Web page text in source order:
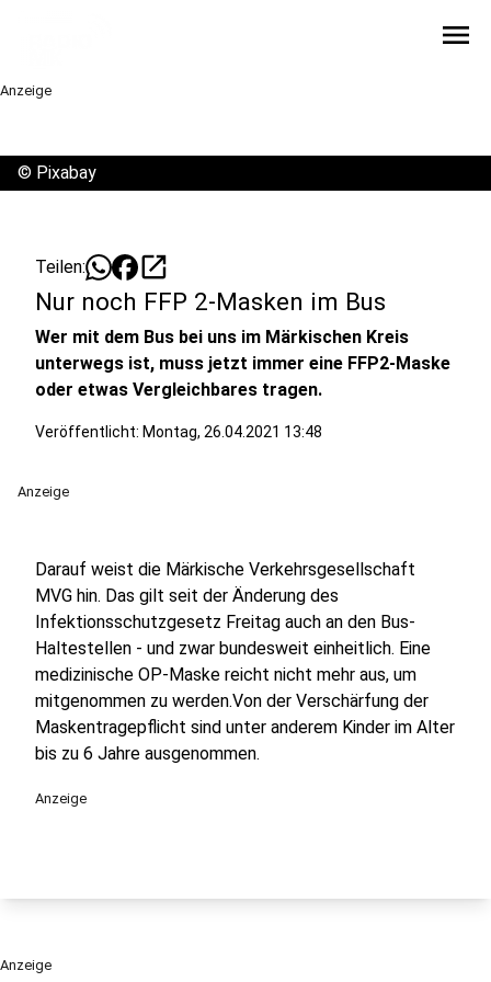
menu
Anzeige
© Pixabay
Teilen: open_in_new
Nur noch FFP 2-Masken im Bus
Wer mit dem Bus bei uns im Märkischen Kreis
unterwegs ist, muss jetzt immer eine FFP2-Maske
oder etwas Vergleichbares tragen.
Veröffentlicht: Montag, 26.04.2021 13:48
Anzeige
Darauf weist die Märkische Verkehrsgesellschaft
MVG hin. Das gilt seit der Änderung des
Infektionsschutzgesetz Freitag auch an den Bus-
Haltestellen - und zwar bundesweit einheitlich. Eine
medizinische OP-Maske reicht nicht mehr aus, um
mitgenommen zu werden.Von der Verschärfung der
Maskentragepflicht sind unter anderem Kinder im Alter
bis zu 6 Jahre ausgenommen.
Anzeige
Anzeige